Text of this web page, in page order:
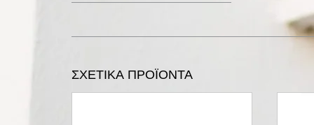
ΣΧΕΤΙΚΆ ΠΡΟΪΌΝΤΑ